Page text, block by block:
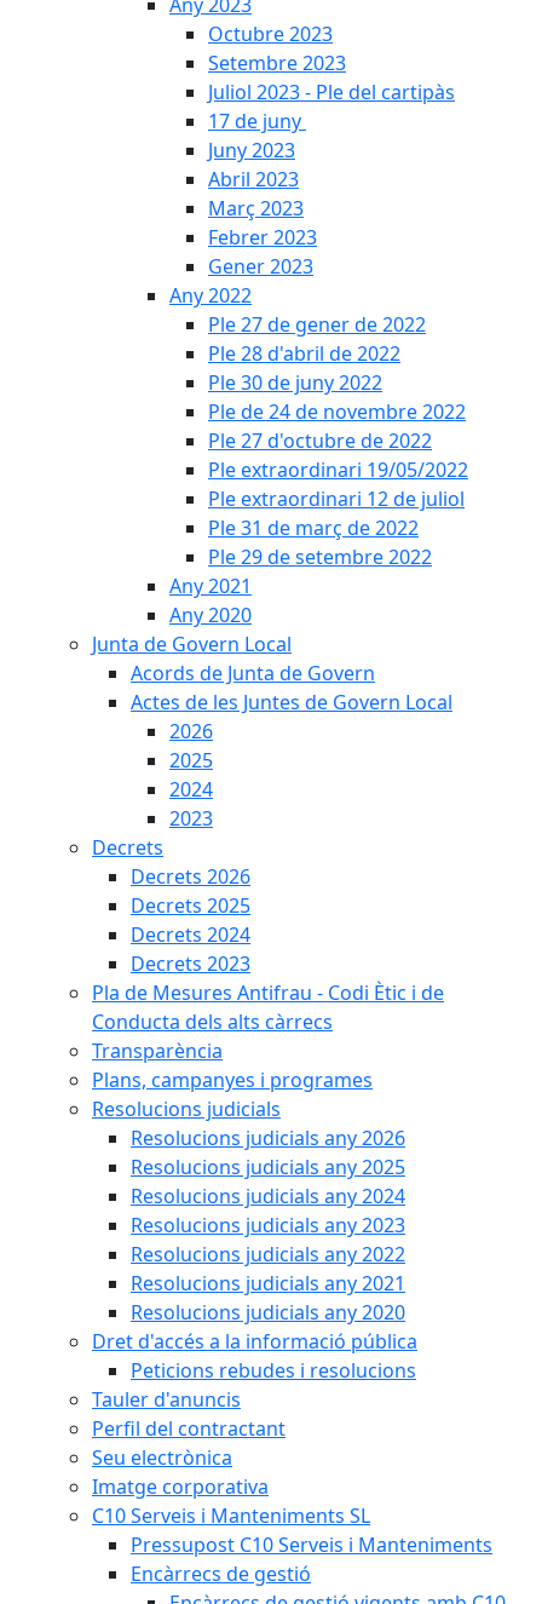
Octubre 2023
Setembre 2023
Juliol 2023 - Ple del cartipàs
17 de juny
Juny 2023
Abril 2023
Març 2023
Febrer 2023
Gener 2023
Any 2022
Ple 27 de gener de 2022
Ple 28 d'abril de 2022
Ple 30 de juny 2022
Ple de 24 de novembre 2022
Ple 27 d'octubre de 2022
Ple extraordinari 19/05/2022
Ple extraordinari 12 de juliol
Ple 31 de març de 2022
Ple 29 de setembre 2022
Any 2021
Any 2020
Junta de Govern Local
Acords de Junta de Govern
Actes de les Juntes de Govern Local
2026
2025
2024
2023
Decrets
Decrets 2026
Decrets 2025
Decrets 2024
Decrets 2023
Pla de Mesures Antifrau - Codi Ètic i de
Conducta dels alts càrrecs
Transparència
Plans, campanyes i programes
Resolucions judicials
Resolucions judicials any 2026
Resolucions judicials any 2025
Resolucions judicials any 2024
Resolucions judicials any 2023
Resolucions judicials any 2022
Resolucions judicials any 2021
Resolucions judicials any 2020
Dret d'accés a la informació pública
Peticions rebudes i resolucions
Tauler d'anuncis
Perfil del contractant
Seu electrònica
Imatge corporativa
C10 Serveis i Manteniments SL
Pressupost C10 Serveis i Manteniments
Encàrrecs de gestió